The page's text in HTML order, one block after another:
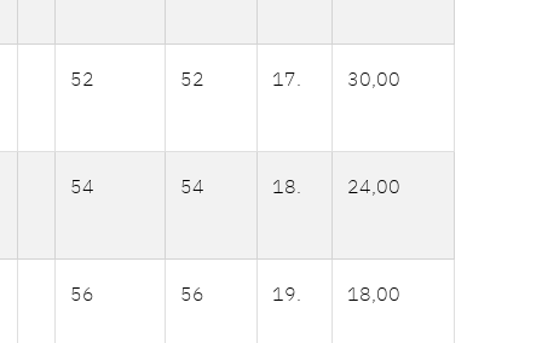
52 52 17. 30,00
54 54 18. 24,00
56 56 19. 18,00